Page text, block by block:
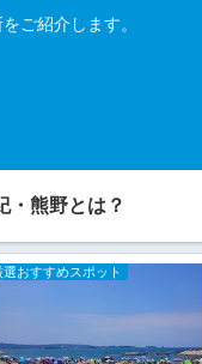
ご紹介します。
・熊野とは？
選おすすめスポット